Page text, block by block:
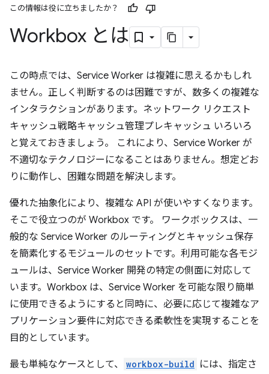
この情報は役に立ちましたか？
Workbox とは
この時点では、Service Worker は複雑に思えるかもしれ
ません。正しく判断するのは困難ですが、数多くの複雑な
インタラクションがあります。ネットワーク リクエスト
キャッシュ戦略キャッシュ管理プレキャッシュ いろいろ
と覚えておきましょう。 これにより、Service Worker が
不適切なテクノロジーになることはありません。想定どお
りに動作し、困難な問題を解決します。
優れた抽象化により、複雑な API が使いやすくなります。
そこで役立つのが Workbox です。 ワークボックスは、一
般的な Service Worker のルーティングとキャッシュ保存
を簡素化するモジュールのセットです。利用可能な各モジ
ュールは、Service Worker 開発の特定の側面に対応して
います。Workbox は、Service Worker を可能な限り簡単
に使用できるようにすると同時に、必要に応じて複雑なア
プリケーション要件に対応できる柔軟性を実現することを
目的としています。
最も単純なケースとして、 workbox-build には、指定さ